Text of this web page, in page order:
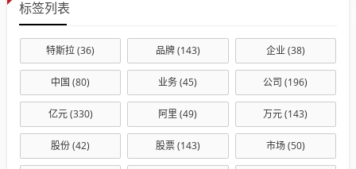
标签列表
特斯拉(36) 品牌(143) 企业(38)
中国 (80) 业务(45) 公司 (196)
亿元(330) 阿里 (49) 万元(143)
股份(42) 股票(143) 市场(50)